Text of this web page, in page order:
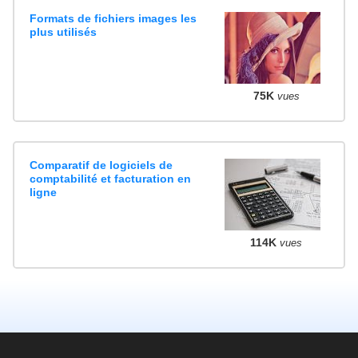
Formats de fichiers images les
plus utilisés
75K vues
Comparatif de logiciels de
comptabilité et facturation en
ligne
114K vues